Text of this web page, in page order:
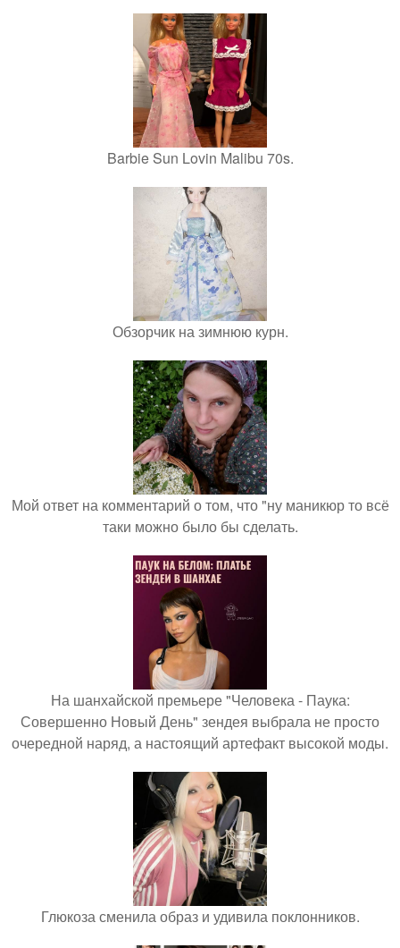
Barbie Sun Lovin Malibu 70s.
Обзорчик на зимнюю курн.
Мой ответ на комментарий о том, что "ну маникюр то всё
таки можно было бы сделать.
На шанхайской премьере "Человека - Паука:
Совершенно Новый День" зендея выбрала не просто
очередной наряд, а настоящий артефакт высокой моды.
Глюкоза сменила образ и удивила поклонников.